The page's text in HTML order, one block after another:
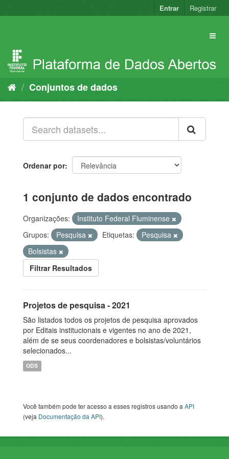
para
Entrar Registrar
Conjuntos de dados
Ordenar por
1 conjunto de dados encontrado
Organizações:
Instituto Federal Fluminense
Grupos:
Pesquisa Etiquetas:
Pesquisa
Bolsistas
Filtrar Resultados
Projetos de pesquisa - 2021
São listados todos os projetos de pesquisa aprovados
por Editais institucionais e vigentes no ano de 2021,
além de se seus coordenadores e bolsistas/voluntários
selecionados...
ODS
Você também pode ter acesso a esses registros usando aAPI
(veja Documentação da API).